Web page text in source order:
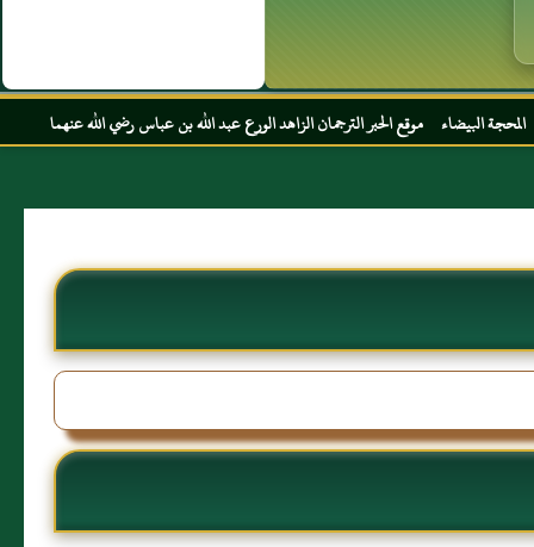
الحبر الترجمان الزاهد الورع عبد الله بن عباس رضي الله عنهما